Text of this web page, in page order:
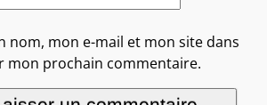
nom, mon e-mail et mon site dans
mon prochain commentaire.